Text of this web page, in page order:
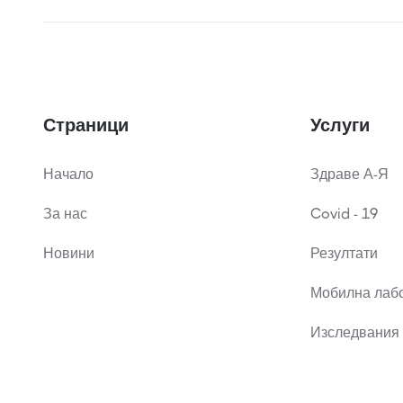
Страници
Начало
За нас
Новини
Услуги
Здраве А-Я
Covid - 19
Резултати
Мобилна
Изследвания